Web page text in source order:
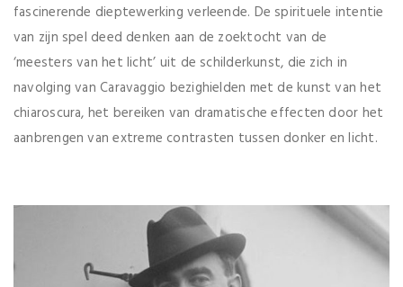
fascinerende dieptewerking verleende. De spirituele intentie
van zijn spel deed denken aan de zoektocht van de
‘meesters van het licht’ uit de schilderkunst, die zich in
navolging van Caravaggio bezighielden met de kunst van het
chiaroscura, het bereiken van dramatische effecten door het
aanbrengen van extreme contrasten tussen donker en licht.